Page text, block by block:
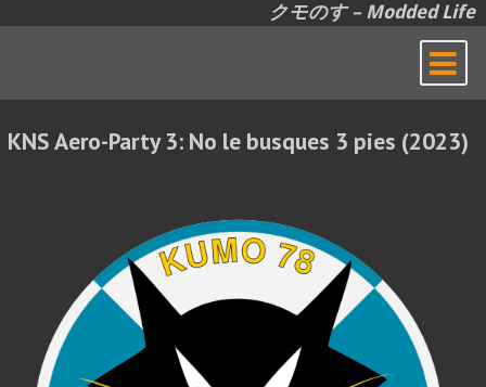
クモのす – Modded Life
KNS Aero-Party 3: No le busques 3 pies (2023)